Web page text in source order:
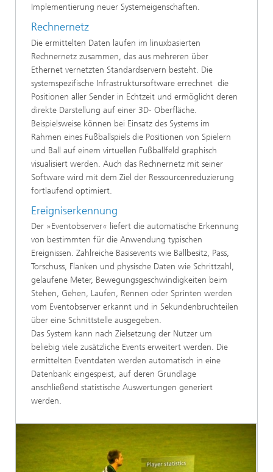
Implementierung neuer Systemeigenschaften.
Rechnernetz
Die ermittelten Daten laufen im linuxbasierten
Rechnernetz zusammen, das aus mehreren über
Ethernet vernetzten Standardservern besteht. Die
systemspezifische Infrastruktursoftware errechnet die
Positionen aller Sender in Echtzeit und ermöglicht deren
direkte Darstellung auf einer 3D- Oberfläche.
Beispielsweise können bei Einsatz des Systems im
Rahmen eines Fußballspiels die Positionen von Spielern
und Ball auf einem virtuellen Fußballfeld graphisch
visualisiert werden. Auch das Rechnernetz mit seiner
Software wird mit dem Ziel der Ressourcenreduzierung
fortlaufend optimiert.
Ereigniserkennung
Der »Eventobserver« liefert die automatische Erkennung
von bestimmten für die Anwendung typischen
Ereignissen. Zahlreiche Basisevents wie Ballbesitz, Pass,
Torschuss, Flanken und physische Daten wie Schrittzahl,
gelaufene Meter, Bewegungsgeschwindigkeiten beim
Stehen, Gehen, Laufen, Rennen oder Sprinten werden
vom Eventobserver erkannt und in Sekundenbruchteilen
über eine Schnittstelle ausgegeben.
Das System kann nach Zielsetzung der Nutzer um
beliebig viele zusätzliche Events erweitert werden. Die
ermittelten Eventdaten werden automatisch in eine
Datenbank eingespeist, auf deren Grundlage
anschließend statistische Auswertungen generiert
werden.